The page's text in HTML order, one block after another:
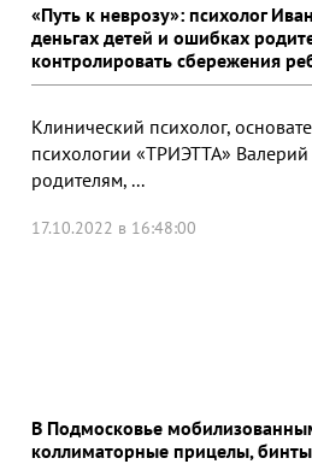
«Путь к неврозу»: психолог
деньгах детей и ошибках
контролировать сбережения
Клинический психолог,
психологии «ТРИЭТТА»
родителям, ...
17.10.2022 в 16:48:00
В Подмосковье
коллиматорные прицелы,